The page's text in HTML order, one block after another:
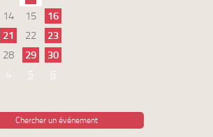
14 15
16
21 22
23
28 29
30
4 5 6
Chercher un événement